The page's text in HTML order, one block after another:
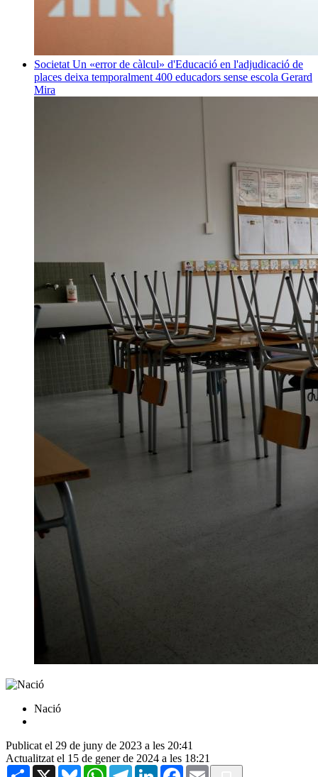
Societat Un «error de càlcul» d'Educació en l'adjudicació de
places deixa temporalment 400 educadors sense escola Gerard
Mira
Nació
Publicat el 29 de juny de 2023 a les 20:41
Actualitzat el 15 de gener de 2024 a les 18:21
Share X BlueskyWhatsAppTelegramLinkedInFacebook
Email